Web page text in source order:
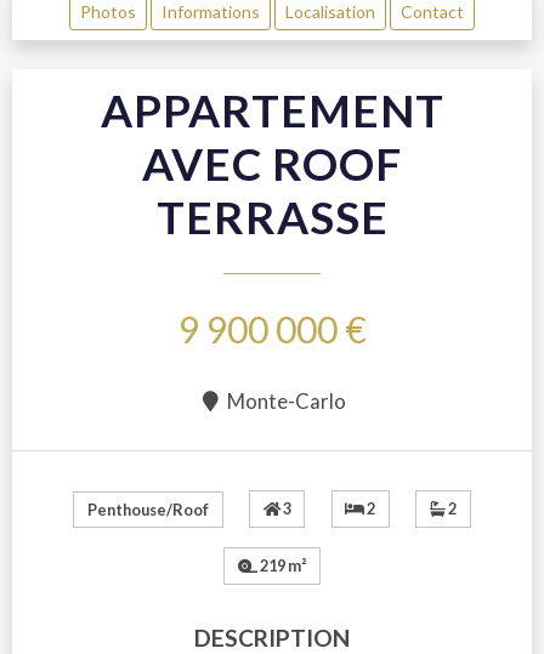
Photos Informations Localisation Contact
APPARTEMENT
AVEC ROOF
TERRASSE
9 900 000 €
Monte-Carlo
Penthouse/Roof 3 2 2
219 m²
DESCRIPTION